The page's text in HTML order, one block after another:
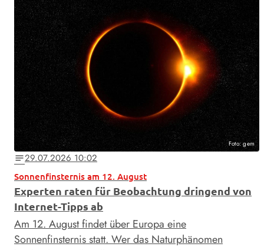
Foto: gem
notes29.07.2026 10:02
Sonnenfinsternis am 12. August
Experten raten für Beobachtung dringend von
Internet-Tipps ab
Am 12. August findet über Europa eine
Sonnenfinsternis statt. Wer das Naturphänomen